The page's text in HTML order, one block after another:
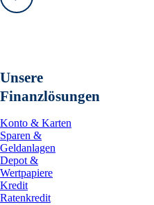
Vorwärts
Unsere
Finanzlösungen
Konto & Karten
Sparen &
Geldanlagen
Depot &
Wertpapiere
Kredit
Ratenkredit